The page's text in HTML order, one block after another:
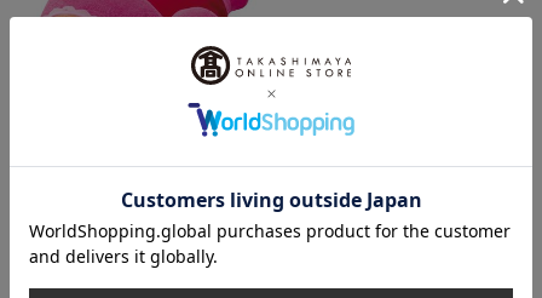
抱き枕 あかちゃんまん
税込 2,970 円